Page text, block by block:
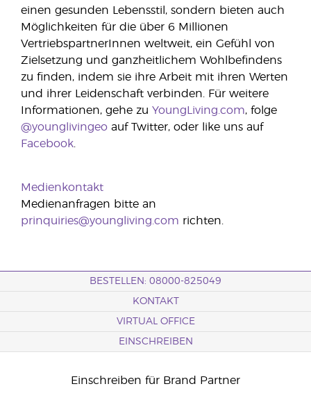
einen gesunden Lebensstil, sondern bieten auch
Möglichkeiten für die über 6 Millionen
VertriebspartnerInnen weltweit, ein Gefühl von
Zielsetzung und ganzheitlichem Wohlbefindens
zu finden, indem sie ihre Arbeit mit ihren Werten
und ihrer Leidenschaft verbinden. Für weitere
Informationen, gehe zu YoungLiving.com, folge
@younglivingeo auf Twitter, oder like uns auf
Facebook
Medienkontakt
Medienanfragen bitte an
prinquiries@youngliving.com richten.
BESTELLEN: 08000-825049
KONTAKT
VIRTUAL OFFICE
EINSCHREIBEN
Einschreiben für Brand Partner